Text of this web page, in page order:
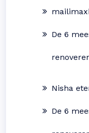
De 6
Nisha
De 6